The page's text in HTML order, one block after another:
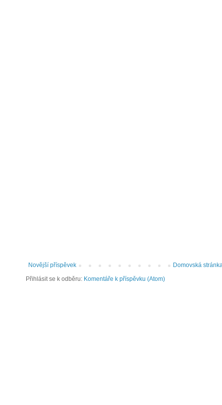
Novější příspěvek
Domovská
Přihlásit se k odběru: Komentáře k příspěvku (Atom)